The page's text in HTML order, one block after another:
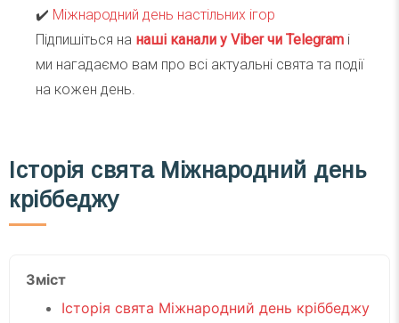
✔️ Міжнародний день настільних ігор
Підпишіться на наші канали у Viber чи Telegram і
ми нагадаємо вам про всі актуальні свята та події
на кожен день.
Історія свята Міжнародний день
кріббеджу
Зміст
Історія свята Міжнародний день кріббеджу